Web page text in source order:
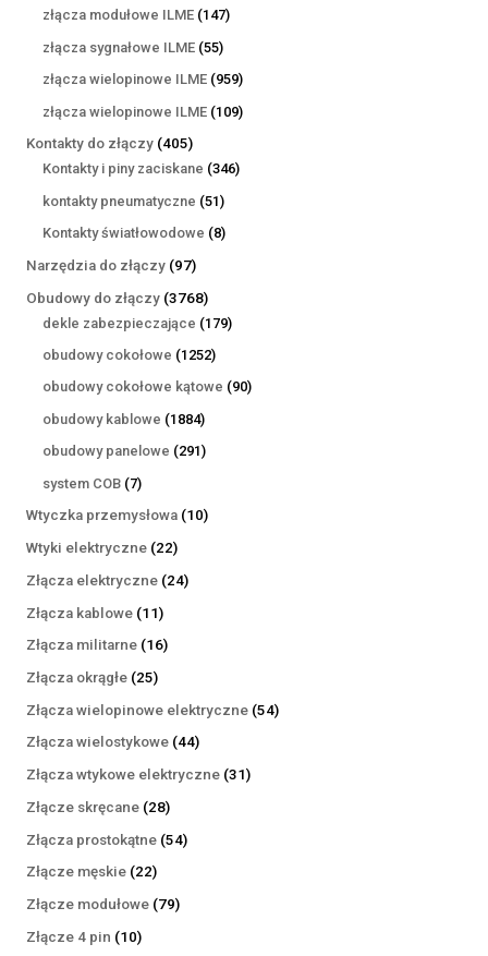
produktów
złącza modułowe ILME 147147
złącza sygnałowe ILME 5555
produktów
złącza wielopinowe ILME 959959
produktów
złącza wielopinowe ILME 109109
Kontakty do złączy 405405
produktów
Kontakty i piny zaciskane 346346
kontakty pneumatyczne 5151
produktów
Kontakty światłowodowe 88
Narzędzia do złączy 9797
produktów
Obudowy do złączy 37683768
produktów
dekle zabezpieczające 179179
obudowy cokołowe 12521252
produkty
obudowy cokołowe kątowe 9090
obudowy kablowe 18841884
produkty
obudowy panelowe 291291
system COB 77
produktów
Wtyczka przemysłowa 1010
Wtyki elektryczne 2222
produkty
Złącza elektryczne 2424
Złącza kablowe 1111
produktów
Złącza militarne 1616
Złącza okrągłe 2525
produktów
Złącza wielopinowe elektryczne 5454
Złącza wielostykowe 4444
produkty
Złącza wtykowe elektryczne 3131
Złącze skręcane 2828
produktów
Złącza prostokątne 5454
Złącze męskie 2222
produkty
Złącze modułowe 7979
Złącze 4 pin 1010